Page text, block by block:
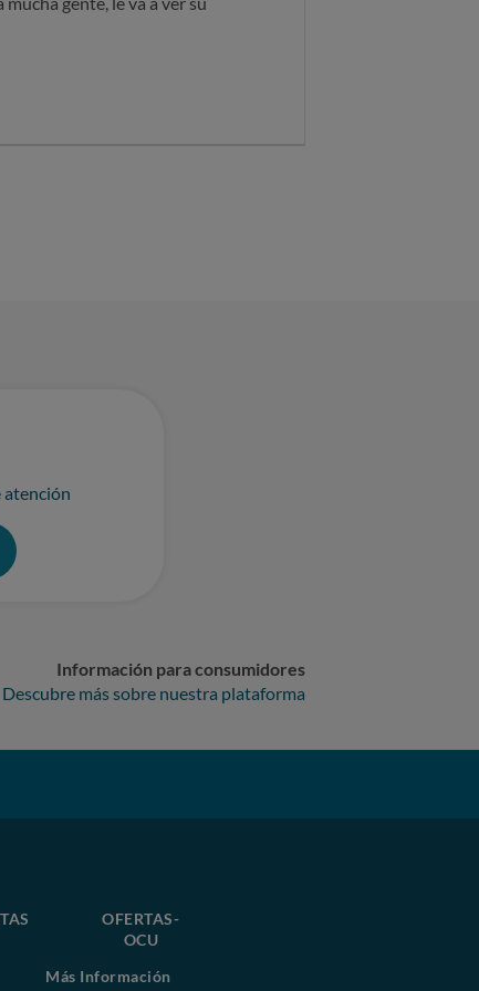
atención
Información para consumidores
Descubre más sobre nuestra plataforma
OFERTAS-
OCU
Más Información